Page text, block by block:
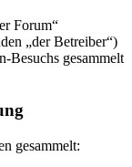
Forum“
„der Betreiber“)
Besuchs gesammelt
gesammelt: